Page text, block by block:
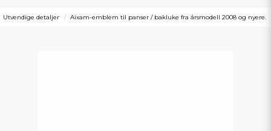
Utvendige detaljer Aixam-emblem til panser / bakluke fra årsmodell 2008 og nyere.